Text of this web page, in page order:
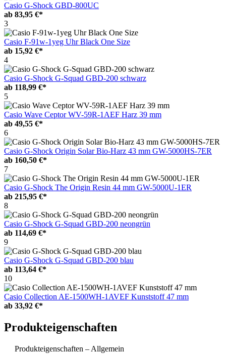
Casio G-Shock GBD-800UC
ab 83,95 €*
3
Casio F-91w-1yeg Uhr Black One Size
ab 15,92 €*
4
Casio G-Shock G-Squad GBD-200 schwarz
ab 118,99 €*
5
Casio Wave Ceptor WV-59R-1AEF Harz 39 mm
ab 49,55 €*
6
Casio G-Shock Origin Solar Bio-Harz 43 mm GW-5000HS-7ER
ab 160,50 €*
7
Casio G-Shock The Origin Resin 44 mm GW-5000U-1ER
ab 215,95 €*
8
Casio G-Shock G-Squad GBD-200 neongrün
ab 114,69 €*
9
Casio G-Shock G-Squad GBD-200 blau
ab 113,64 €*
10
Casio Collection AE-1500WH-1AVEF Kunststoff 47 mm
ab 33,92 €*
Produkteigenschaften
Produkteigenschaften – Allgemein